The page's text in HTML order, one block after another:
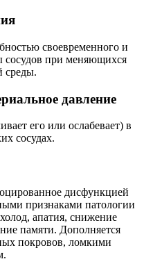
своевременного и
сосудов при меняющихся
среды.
давление
его или ослабевает) в
сосудах.
дисфункцией
признаками патологии
апатия, снижение
памяти. Дополняется
покровов, ломкими